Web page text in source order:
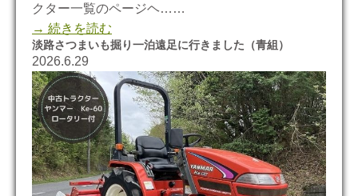
クター一覧のページヘ……
→ 続きを読む
淡路さつまいも掘り一泊遠足に行きました（青組）
2026.6.29